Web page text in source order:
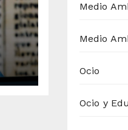
Medio
Medio
Ocio
Ocio y